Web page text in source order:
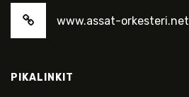
www.assat-orkesteri.net
PIKALINKIT